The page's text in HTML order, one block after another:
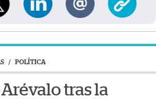
/ POLÍTICA
tras la